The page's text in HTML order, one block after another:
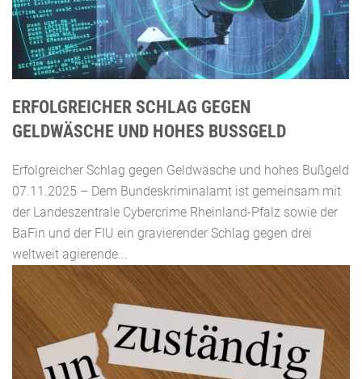
ERFOLGREICHER SCHLAG GEGEN
GELDWÄSCHE UND HOHES BUSSGELD
Erfolgreicher Schlag gegen Geldwäsche und hohes Bußgeld
07.11.2025 – Dem Bundeskriminalamt ist gemeinsam mit
der Landeszentrale Cybercrime Rheinland-Pfalz sowie der
BaFin und der FIU ein gravierender Schlag gegen drei
weltweit agierende...